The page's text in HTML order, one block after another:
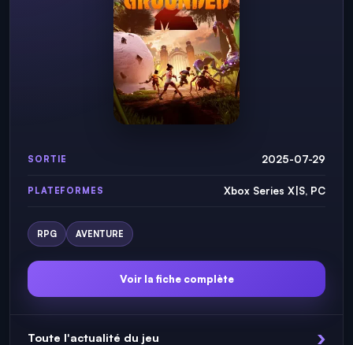
SORTIE 2025-07-29
PLATEFORMES Xbox Series X|S, PC
RPG AVENTURE
Voir la fiche complète
Toute l'actualité du jeu